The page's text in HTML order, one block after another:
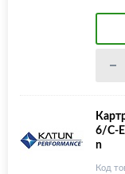
6/C-
n
Код